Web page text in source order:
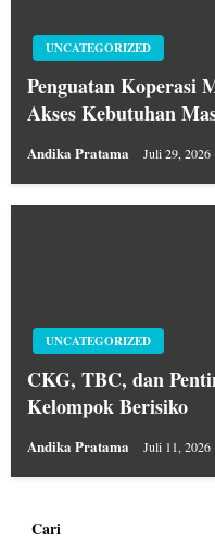
UNCATEGORIZED
Penguatan Koperasi
Akses Kebutuhan
Andika Pratama Juli 29, 2026
UNCATEGORIZED
CKG, TBC, dan
Kelompok Berisiko
Andika Pratama Juli 11, 2026
Cari